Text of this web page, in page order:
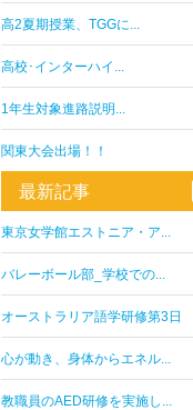
高2夏期授業、TGGに...
高校･インターハイ...
1年生対象進路説明...
関東大会出場！！
最新記事
東京女学館エストニア・ア...
バレーボール部_学校での...
オーストラリア語学研修第3日
心が動き、身体からエネル...
教職員のAED研修を実施し...